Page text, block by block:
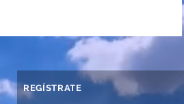
REGÍSTRATE